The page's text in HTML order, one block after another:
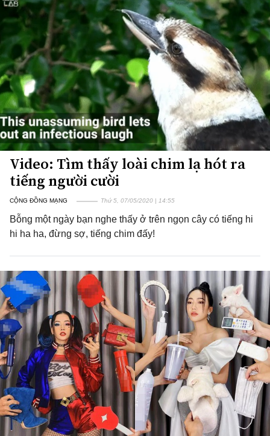
Video: Tìm thấy loài chim lạ hót ra
tiếng người cười
CỘNG ĐỒNG MẠNG Thứ 5, 07/05/2020 | 14:55
Bỗng một ngày bạn nghe thấy ở trên ngọn cây có tiếng hi
hi ha ha, đừng sợ, tiếng chim đấy!